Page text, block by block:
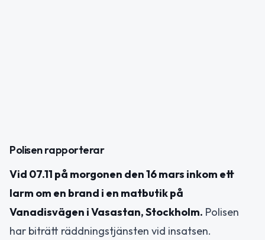
Polisen rapporterar
Vid 07.11 på morgonen den 16 mars inkom ett
larm om en brand i en matbutik på
Vanadisvägen i Vasastan, Stockholm. Polisen
har biträtt räddningstjänsten vid insatsen.